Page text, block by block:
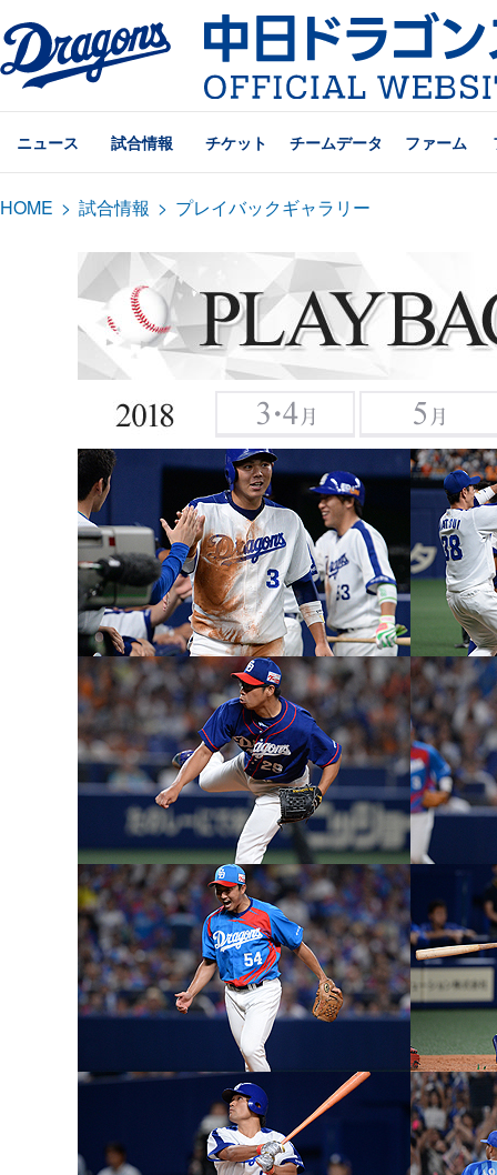
ニュース 試合情報 チケット チームデータ ファーム
HOME > 試合情報 > プレイバックギャラリー